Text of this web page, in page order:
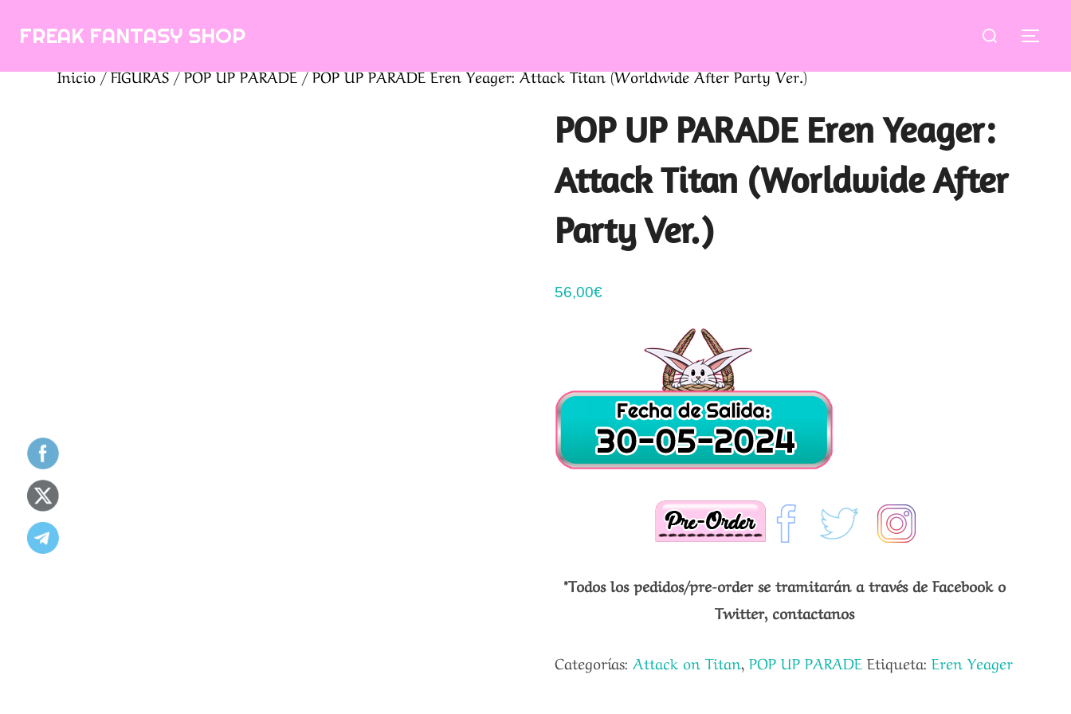
contenido
FREAK FANTASY SHOP Buscar:
Inicio/FIGURAS/POP UP PARADE/ POP UP PARADE Eren Yeager: Attack Titan (Worldwide After Party Ver.)
POP UP PARADE Eren Yeager:
Attack Titan (Worldwide After
Party Ver.)
56,00€
*Todos los pedidos/pre-order se tramitarán a través de Facebook o
Twitter, contactanos
Categorías: Attack on Titan, POP UP PARADE Etiqueta: Eren Yeager